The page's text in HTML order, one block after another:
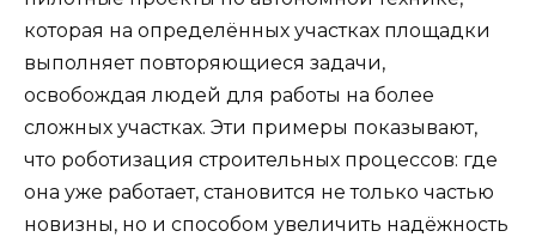
которая на определённых участках площадки
выполняет повторяющиеся задачи,
освобождая людей для работы на более
сложных участках. Эти примеры показывают,
что роботизация строительных процессов: где
она уже работает, становится не только частью
новизны, но и способом увеличить надёжность